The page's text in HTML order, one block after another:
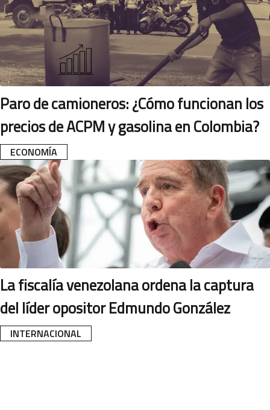
ECONOMÍA
Paro de camioneros: ¿Cómo funcionan los
precios de ACPM y gasolina en Colombia?
INTERNACIONAL
La fiscalía venezolana ordena la captura
del líder opositor Edmundo González